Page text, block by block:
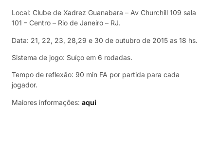
Local: Clube de Xadrez Guanabara – Av Churchill 109 sala
101 – Centro – Rio de Janeiro – RJ.
Data: 21, 22, 23, 28,29 e 30 de outubro de 2015 as 18 hs.
Sistema de jogo: Suíço em 6 rodadas.
Tempo de reflexão: 90 min FA por partida para cada
jogador.
Maiores informações: aqui